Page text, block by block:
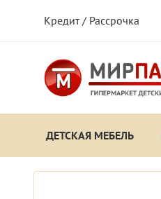
Кредит / Рассрочка
ДЕТСКАЯ МЕБЕЛЬ